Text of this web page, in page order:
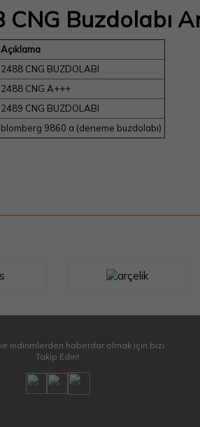
CNG Buzdolabı
Açıklama
2488 CNG BUZDOLABI
2488 CNG A+++
2489 CNG BUZDOLABI
blomberg 9860 a (deneme buzdolabı)
indirimlerden haberdar olmak için bizi
Takip Edin!